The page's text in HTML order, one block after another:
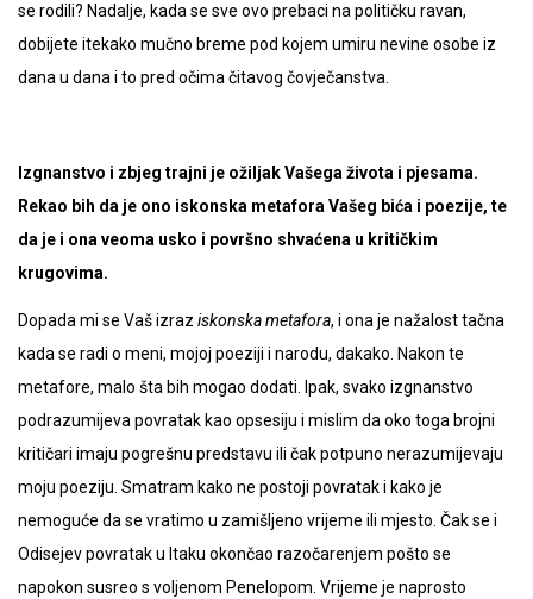
se rodili? Nadalje, kada se sve ovo prebaci na političku ravan,
dobijete itekako mučno breme pod kojem umiru nevine osobe iz
dana u dana i to pred očima čitavog čovječanstva.
Izgnanstvo i zbjeg trajni je ožiljak Vašega života i pjesama.
Rekao bih da je ono iskonska metafora Vašeg bića i poezije, te
da je i ona veoma usko i površno shvaćena u kritičkim
krugovima.
Dopada mi se Vaš izraz iskonska metafora, i ona je nažalost tačna
kada se radi o meni, mojoj poeziji i narodu, dakako. Nakon te
metafore, malo šta bih mogao dodati. Ipak, svako izgnanstvo
podrazumijeva povratak kao opsesiju i mislim da oko toga brojni
kritičari imaju pogrešnu predstavu ili čak potpuno nerazumijevaju
moju poeziju. Smatram kako ne postoji povratak i kako je
nemoguće da se vratimo u zamišljeno vrijeme ili mjesto. Čak se i
Odisejev povratak u Itaku okončao razočarenjem pošto se
napokon susreo s voljenom Penelopom. Vrijeme je naprosto